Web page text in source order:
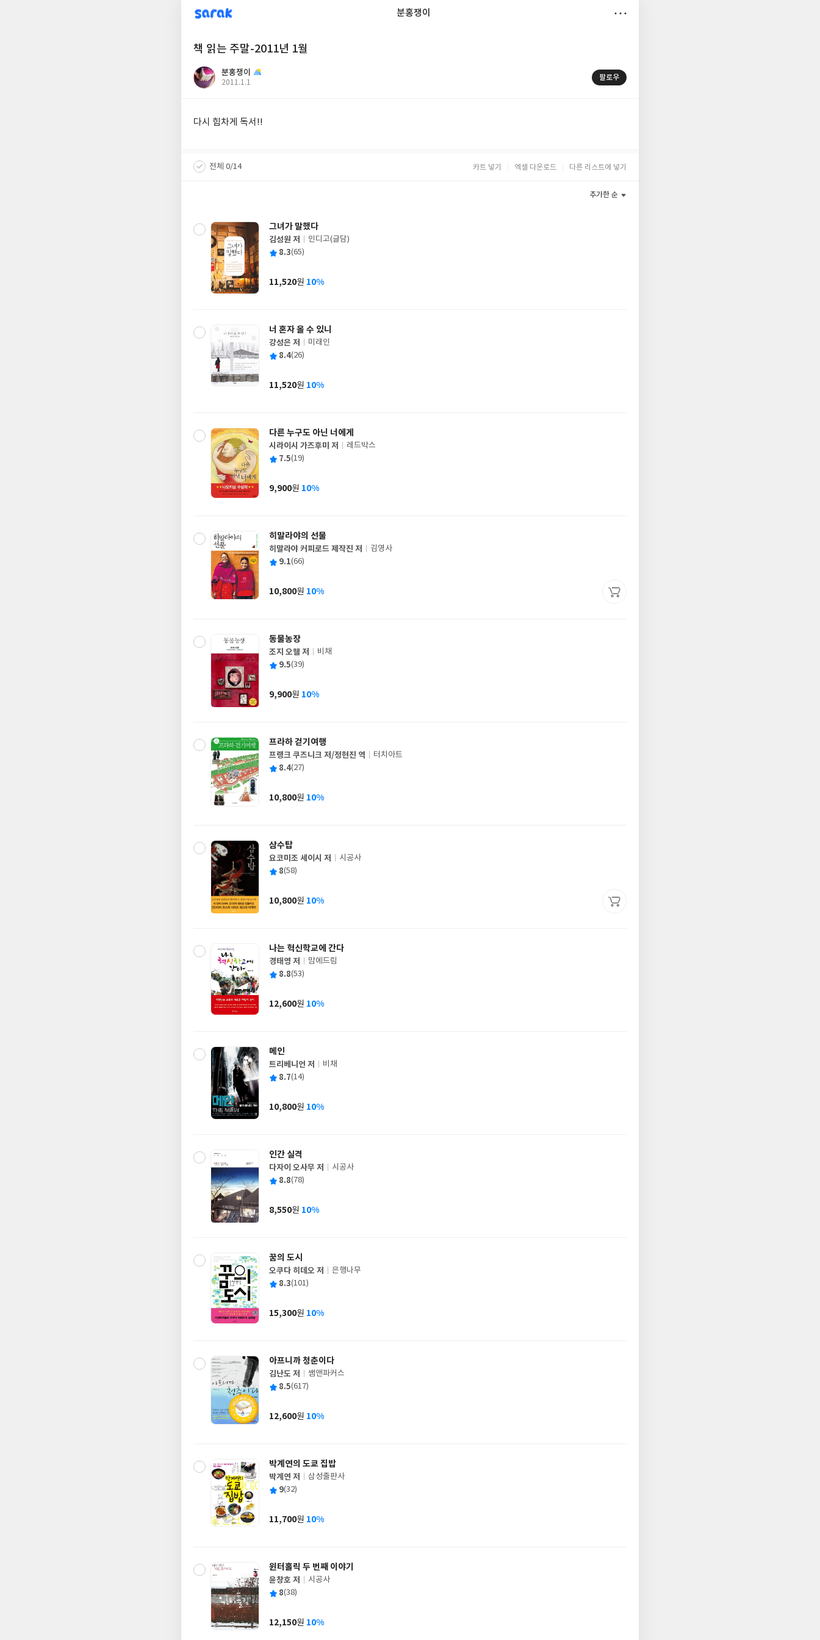
sarak 분홍쟁이
책 읽는 주말-2011년 1월
분홍쟁이
작
2011.1.1
팔로우
다시 힘차게 독서!!
전체 0/14 카트 넣기 엑셀 다운로드 다른 리스트에 넣기
추가한 순
그녀가 말했다
글
쓴
김성원 저
출
사
인디고(글담)
평 8.3(65)
가
11,520원 10%
너 혼자 올 수 있니
글
쓴
강성은 저
출
사
미래인
평 8.4(26)
가
11,520원 10%
다른 누구도 아닌 너에게
글
쓴
시라이시 가즈후미 저
출
사
레드박스
평 7.5(19)
가
9,900원 10%
히말라야의 선물
글
쓴
히말라야 커피로드 제작진 저
출
사
김영사
평 9.1(66)
가
10,800원 10%
동물농장
글
쓴
조지 오웰 저
출
사
비채
평 9.5(39)
가
9,900원 10%
프라하 걷기여행
글
쓴
프랭크 쿠즈니크 저/정현진 역
출
사
터치아트
평 8.4(27)
가
10,800원 10%
삼수탑
글
쓴
요코미조 세이시 저
출
사
시공사
평 8(58)
가
10,800원 10%
나는 혁신학교에 간다
글
쓴
경태영 저
출
사
맘에드림
평 8.8(53)
가
12,600원 10%
메인
글
쓴
트리베니언 저
출
사
비채
평 8.7(14)
가
10,800원 10%
인간 실격
글
쓴
다자이 오사무 저
출
사
시공사
평 8.8(78)
가
8,550원 10%
꿈의 도시
글
쓴
오쿠다 히데오 저
출
사
은행나무
평 8.3(101)
가
15,300원 10%
아프니까 청춘이다
글
쓴
김난도 저
출
사
쌤앤파커스
평 8.5(617)
가
12,600원 10%
박계연의 도쿄 집밥
글
쓴
박계연 저
출
사
삼성출판사
평 9(32)
가
11,700원 10%
윈터홀릭 두 번째 이야기
글
쓴
윤창호 저
출
사
시공사
평 8(38)
가
12,150원 10%